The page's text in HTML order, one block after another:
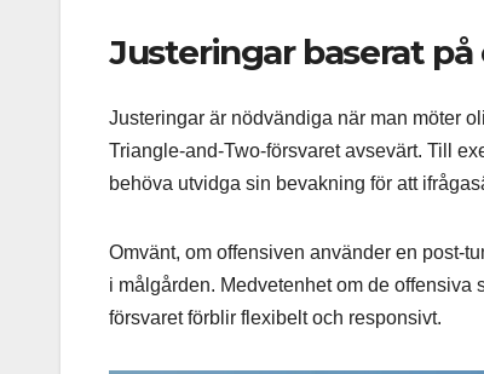
Justeringar baserat
Justeringar är nödvändiga när man möter
Triangle-and-Two-försvaret avsevärt. Till
behöva utvidga sin bevakning för att
Omvänt, om offensiven använder en post-
i målgården. Medvetenhet om de
försvaret förblir flexibelt och responsivt.